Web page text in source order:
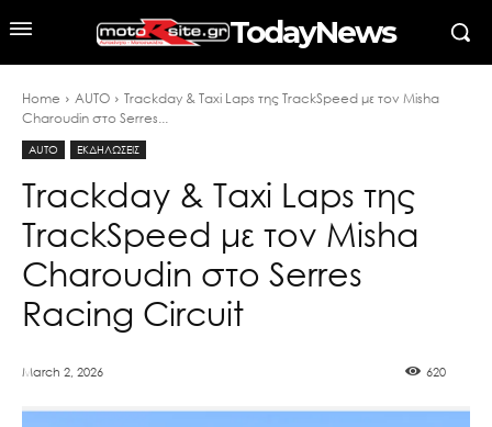
TodayNews
Home AUTO
Trackday & Taxi Laps της TrackSpeed με τον Misha
Charoudin στο Serres...
AUTO ΕΚΔΗΛΩΣΕΙΣ
Trackday & Taxi Laps της
TrackSpeed με τον Misha
Charoudin στο Serres
Racing Circuit
March 2, 2026 620